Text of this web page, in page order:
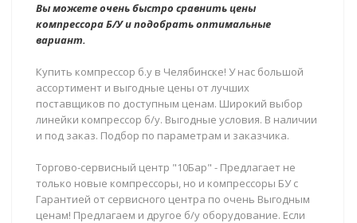
Вы можете очень быстро сравнить цены
компрессора Б/У и подобрать оптимальные
вариант.
Купить компрессор б.у в Челябинске! У нас большой
ассортимент и выгодные цены от лучших
поставщиков по доступным ценам. Широкий выбор
линейки компрессор б/у. Выгодные условия. В наличии
и под заказ. Подбор по параметрам и заказчика.
Торгово-сервисный центр "10Бар" - Предлагает не
только новые компрессоры, но и компрессоры БУ с
Гарантией от сервисного центра по очень Выгодным
ценам! Предлагаем и другое б/у оборудование. Если